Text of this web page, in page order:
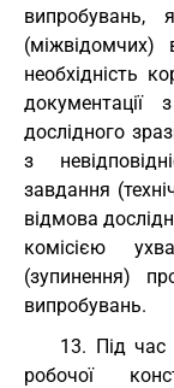
випробувань,
(міжвідомчих)
необхідність
дослідного
з
завдання
відмова
комісією
(зупинення)
випробувань.
13. Під час
робочої